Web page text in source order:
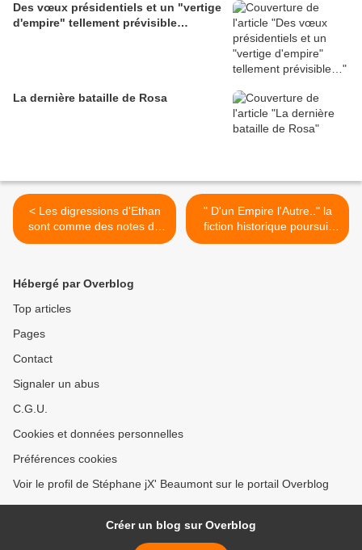
Des vœux présidentiels et un "vertige
d'empire" tellement prévisible…
La dernière bataille de Rosa
< Les digressions d'Ethan
sont comme des notes de
bas de page, toujours
" D'un Empire l'Autre.." la
fiction historique poursuit
son odyssée à travers
Hébergé par Overblog
Top articles
Pages
Contact
Signaler un abus
C.G.U.
Cookies et données personnelles
Préférences cookies
Voir le profil de Stéphane jX' Beaumont sur le portail Overblog
Créer un blog sur Overblog